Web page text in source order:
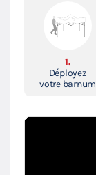
1.
Déployez
votre barnum